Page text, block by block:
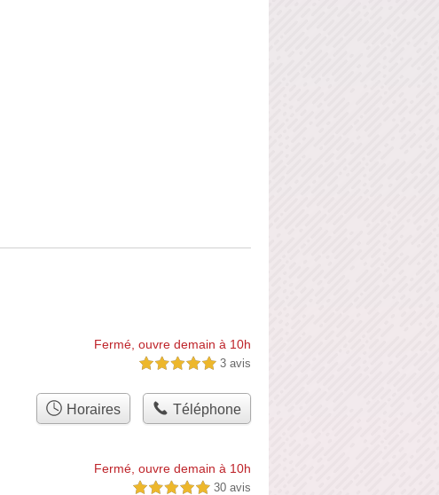
Fermé, ouvre demain à 10h
5,0 étoiles sur 5 3 avis
Horaires Téléphone
Fermé, ouvre demain à 10h
5,0 étoiles sur 5 30 avis